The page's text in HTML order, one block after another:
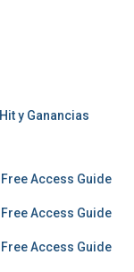
y Ganancias
Access Guide
Access Guide
Access Guide